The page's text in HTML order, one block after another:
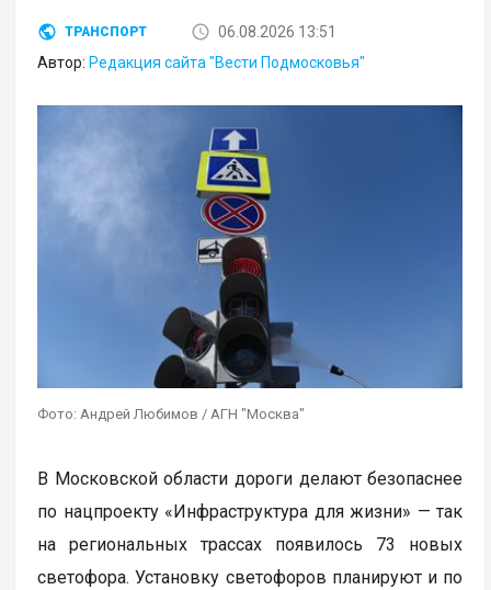
ТРАНСПОРТ
06.08.2026 13:51
Автор: Редакция сайта "Вести Подмосковья"
Фото: Андрей Любимов / АГН "Москва"
В Московской области дороги делают безопаснее
по нацпроекту «Инфраструктура для жизни» — так
на региональных трассах появилось 73 новых
светофора. Установку светофоров планируют и по